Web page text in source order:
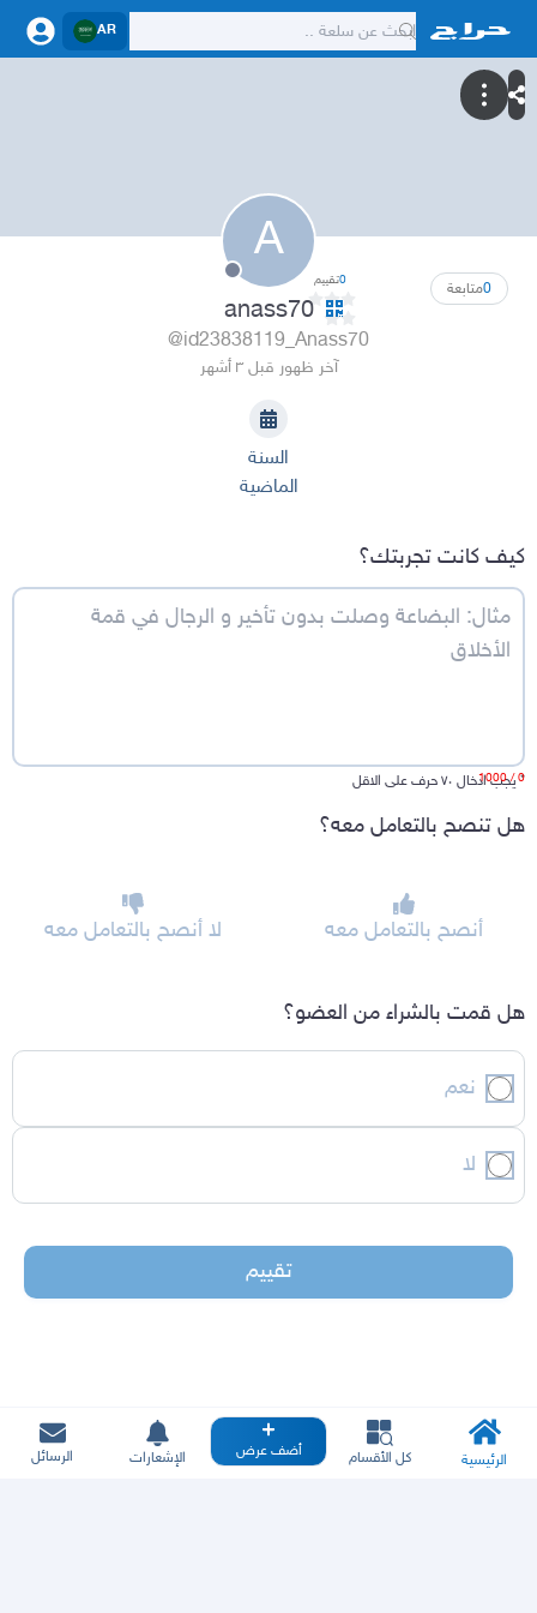
AR
A
0متابعة 0تقييم
anass70
@id23838119_Anass70
آخر ظهور قبل ٣ أشهر
السنة
الماضية
كيف كانت تجربتك؟
*يجب ادخال ٧٠ حرف على الاقل0
/ 1000
هل تنصح بالتعامل معه؟
أنصح بالتعامل معه لا أنصح بالتعامل معه
هل قمت بالشراء من العضو؟
نعم
لا
تقييم
الرئيسية كل الأقسام أضف عرض الإشعارات الرسائل